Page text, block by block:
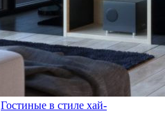
Гостиные в стиле хай-